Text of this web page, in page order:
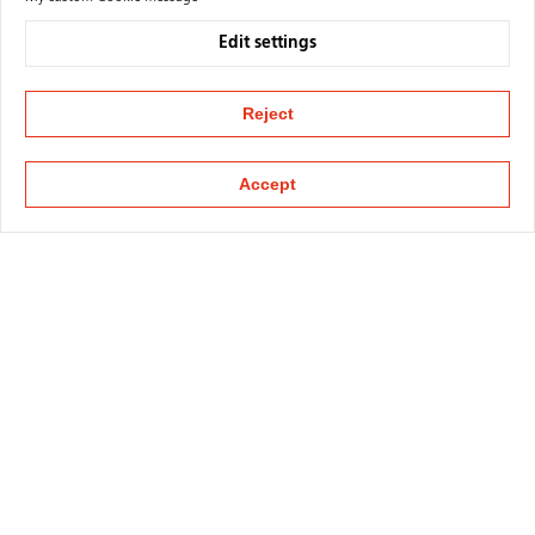
Edit settings
Reject
Accept